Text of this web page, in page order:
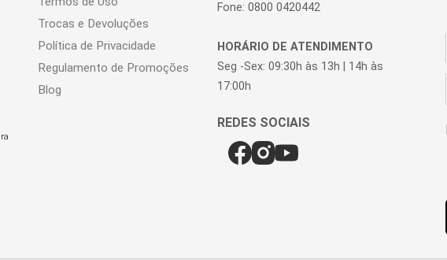
Trocas e Devoluções
Política de Privacidade
Regulamento de Promoções
Blog
Fone: 0800 0420442
HORÁRIO DE ATENDIMENTO
Seg -Sex: 09:30h às 13h | 14h às
17:00h